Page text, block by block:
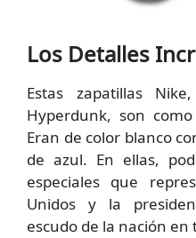
Los Detalles
Estas zapatillas
Hyperdunk, son
Eran de color blanco
de azul. En ellas,
especiales que
Unidos y la
escudo de la nación en